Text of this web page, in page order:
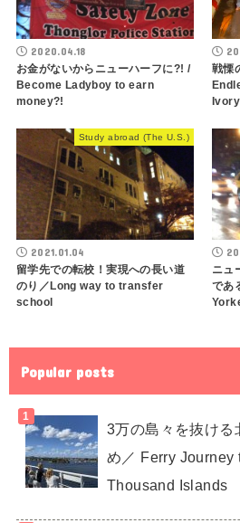
2020.04.18
お金がないからニューハーフに?! /
Become Ladyboy to earn
money?!
戦慄
Study abroad (The U.S.)
2021.01.04
留学先での転校！実現への長い道
のり／Long way to transfer
school
ニュ
であ
Popular posts
3万の島々を抜ける
め／ Ferry Journey
Thousand Islands